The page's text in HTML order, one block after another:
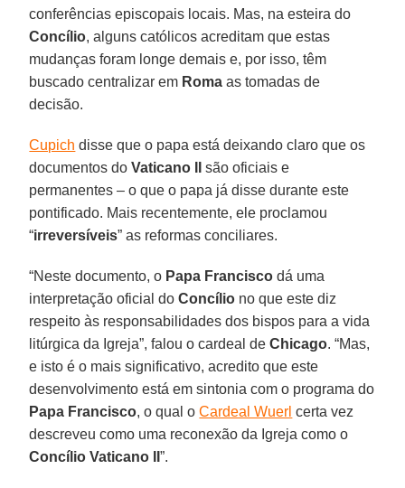
conferências episcopais locais. Mas, na esteira do
Concílio, alguns católicos acreditam que estas
mudanças foram longe demais e, por isso, têm
buscado centralizar em Roma as tomadas de
decisão.
Cupich disse que o papa está deixando claro que os
documentos doVaticano II
são oficiais e
permanentes – o que o papa já disse durante este
pontificado. Mais recentemente, ele proclamou
“irreversíveis” as reformas conciliares.
“Neste documento, o Papa Francisco dá uma
interpretação oficial doConcílio no que este diz
respeito às responsabilidades dos bispos para a vida
litúrgica da Igreja”, falou o cardeal deChicago. “Mas,
e isto é o mais significativo, acredito que este
desenvolvimento está em sintonia com o programa do
Papa Francisco, o qual oCardeal Wuerl certa vez
descreveu como uma reconexão da Igreja como o
Concílio Vaticano II”.